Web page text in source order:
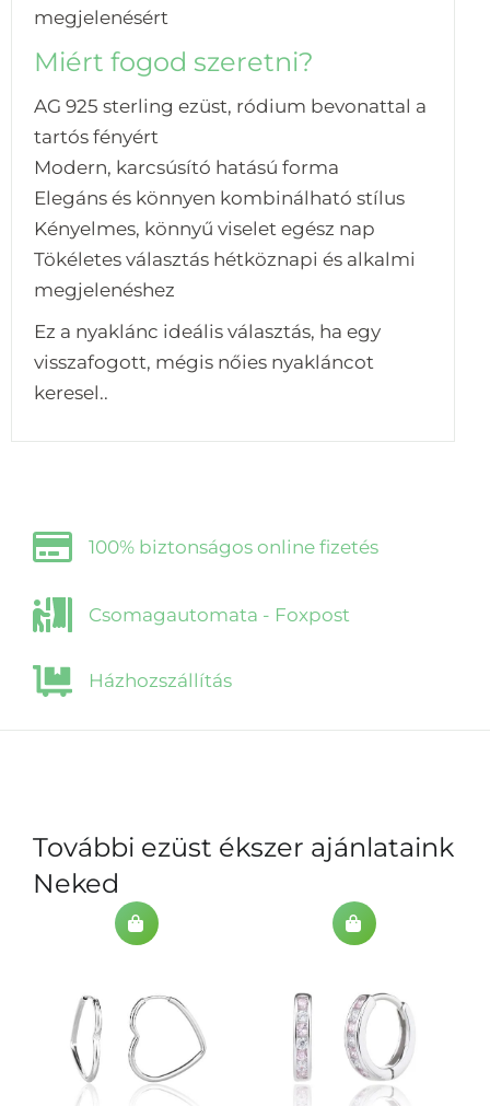
megjelenésért
Miért fogod szeretni?
AG 925 sterling ezüst, ródium bevonattal a
tartós fényért
Modern, karcsúsító hatású forma
Elegáns és könnyen kombinálható stílus
Kényelmes, könnyű viselet egész nap
Tökéletes választás hétköznapi és alkalmi
megjelenéshez
Ez a nyaklánc ideális választás, ha egy
visszafogott, mégis nőies nyakláncot
keresel..
100% biztonságos online fizetés
Csomagautomata - Foxpost
Házhozszállítás
További ezüst ékszer ajánlataink
Neked